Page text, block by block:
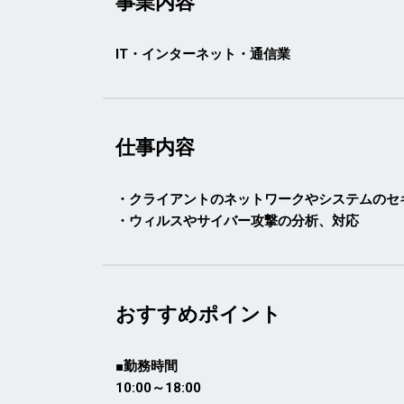
IT・インターネット・通信業
仕事内容
・クライアントのネットワークやシステムの
・ウィルスやサイバー攻撃の分析、対応
おすすめポイント
■勤務時間
10:00～18:00